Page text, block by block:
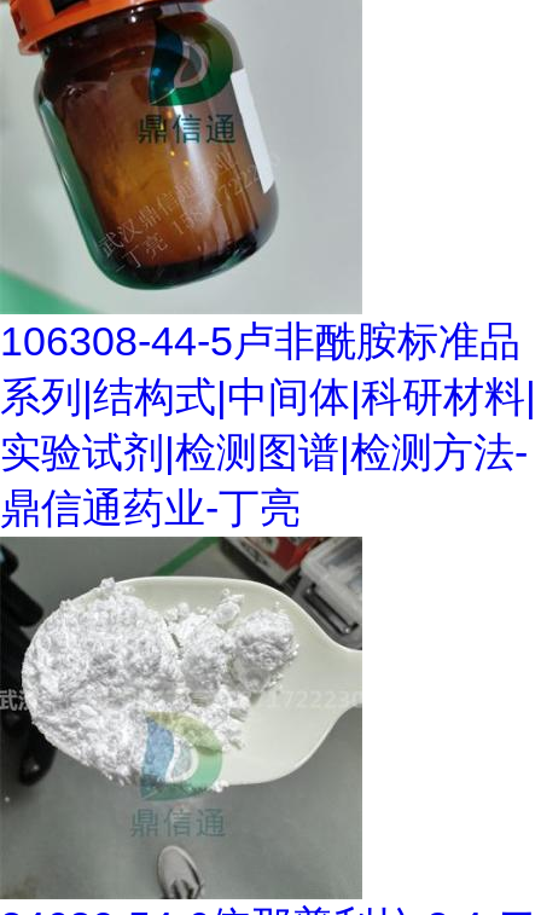
106308-44-5卢非酰胺标准品
系列|结构式|中间体|科研材料|
实验试剂|检测图谱|检测方法-
鼎信通药业-丁亮